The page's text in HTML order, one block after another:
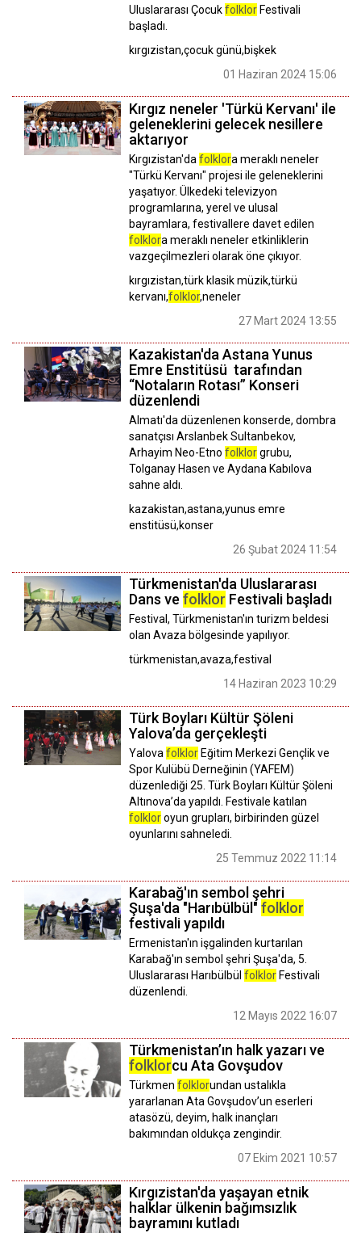
Uluslararası Çocukfolklor Festivali
başladı.
kırgızistan,çocuk günü,bişkek
01 Haziran 2024 15:06
Kırgız neneler 'Türkü Kervanı' ile
geleneklerini gelecek nesillere
aktarıyor
Kırgızistan'da folklora meraklı neneler
"Türkü Kervanı" projesi ile geleneklerini
yaşatıyor. Ülkedeki televizyon
programlarına, yerel ve ulusal
bayramlara, festivallere davet edilen
folklora meraklı neneler etkinliklerin
vazgeçilmezleri olarak öne çıkıyor.
kırgızistan,türk klasik müzik,türkü
kervanı,folklor,neneler
27 Mart 2024 13:55
Kazakistan'da Astana Yunus
Emre Enstitüsü tarafından
“Notaların Rotası” Konseri
düzenlendi
Almatı'da düzenlenen konserde, dombra
sanatçısı Arslanbek Sultanbekov,
Arhayim Neo-Etno folklorgrubu,
Tolganay Hasen ve Aydana Kabılova
sahne aldı.
kazakistan,astana,yunus emre
enstitüsü,konser
26 Şubat 2024 11:54
Türkmenistan'da Uluslararası
Dans ve folklor Festivali başladı
Festival, Türkmenistan'ın turizm beldesi
olan Avaza bölgesinde yapılıyor.
türkmenistan,avaza,festival
14 Haziran 2023 10:29
Türk Boyları Kültür Şöleni
Yalova’da gerçekleşti
Yalovafolklor Eğitim Merkezi Gençlik ve
Spor Kulübü Derneğinin (YAFEM)
düzenlediği 25. Türk Boyları Kültür Şöleni
Altınova’da yapıldı. Festivale katılan
folkloroyun grupları, birbirinden güzel
oyunlarını sahneledi.
25 Temmuz 2022 11:14
Karabağ'ın sembol şehri
Şuşa'da "Harıbülbül" folklor
festivali yapıldı
Ermenistan'ın işgalinden kurtarılan
Karabağ'ın sembol şehri Şuşa'da, 5.
Uluslararası Harıbülbül folklor Festivali
düzenlendi.
12 Mayıs 2022 16:07
Türkmenistan’ın halk yazarı ve
folklorcu Ata Govşudov
Türkmen folklorundan ustalıkla
yararlanan Ata Govşudov’un eserleri
atasözü, deyim, halk inançları
bakımından oldukça zengindir.
07 Ekim 2021 10:57
Kırgızistan'da yaşayan etnik
halklar ülkenin bağımsızlık
bayramını kutladı